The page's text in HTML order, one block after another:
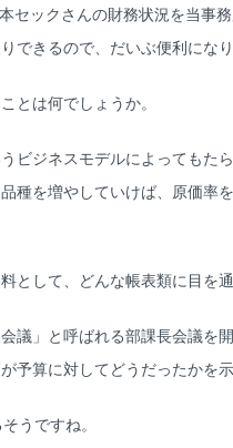
セックさんの財務状況を当事
できるので、だいぶ便利になり
とは何でしょうか。
ビジネスモデルによってもた
種を増やしていけば、原価率
して、どんな帳表類に目を通
議」と呼ばれる部課長会議を
予算に対してどうだったかを
うですね。